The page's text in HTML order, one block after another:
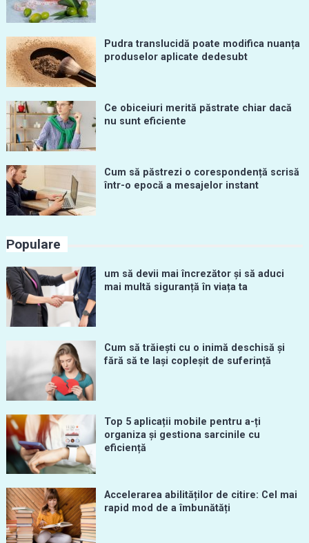
Pudra translucidă poate modifica nuanța
produselor aplicate dedesubt
Ce obiceiuri merită păstrate chiar dacă
nu sunt eficiente
Cum să păstrezi o corespondență scrisă
într-o epocă a mesajelor instant
Populare
um să devii mai încrezător și să aduci
mai multă siguranță în viața ta
Cum să trăiești cu o inimă deschisă și
fără să te lași copleșit de suferință
Top 5 aplicații mobile pentru a-ți
organiza și gestiona sarcinile cu
eficiență
Accelerarea abilităților de citire: Cel mai
rapid mod de a îmbunătăți